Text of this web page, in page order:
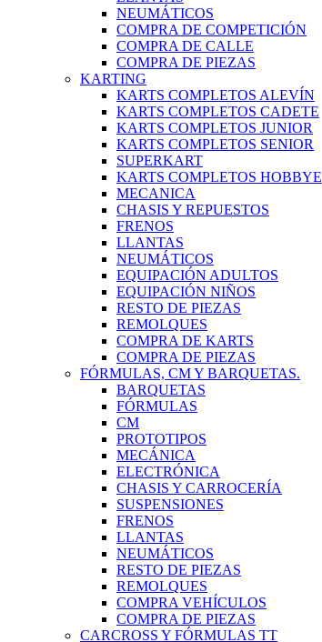
NEUMÁTICOS
COMPRA DE COMPETICIÓN
COMPRA DE CALLE
COMPRA DE PIEZAS
KARTING
KARTS COMPLETOS ALEVÍN
KARTS COMPLETOS CADETE
KARTS COMPLETOS JUNIOR
KARTS COMPLETOS SENIOR
SUPERKART
KARTS COMPLETOS HOBBYE
MECANICA
CHASIS Y REPUESTOS
FRENOS
LLANTAS
NEUMÁTICOS
EQUIPACIÓN ADULTOS
EQUIPACIÓN NIÑOS
RESTO DE PIEZAS
REMOLQUES
COMPRA DE KARTS
COMPRA DE PIEZAS
FÓRMULAS, CM Y BARQUETAS.
BARQUETAS
FÓRMULAS
CM
PROTOTIPOS
MECÁNICA
ELECTRÓNICA
CHASIS Y CARROCERÍA
SUSPENSIONES
FRENOS
LLANTAS
NEUMÁTICOS
RESTO DE PIEZAS
REMOLQUES
COMPRA VEHÍCULOS
COMPRA DE PIEZAS
CARCROSS Y FÓRMULAS TT